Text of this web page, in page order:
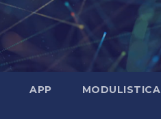
APP MODULISTICA